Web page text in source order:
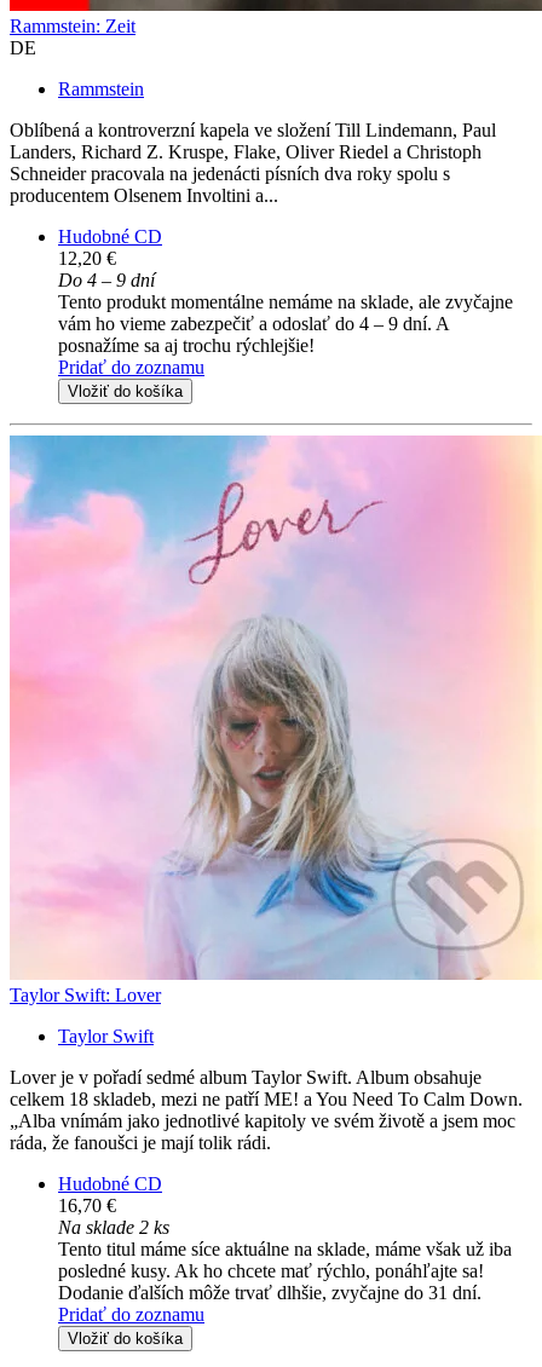
Rammstein: Zeit
DE
Rammstein
Oblíbená a kontroverzní kapela ve složení Till Lindemann, Paul
Landers, Richard Z. Kruspe, Flake, Oliver Riedel a Christoph
Schneider pracovala na jedenácti písních dva roky spolu s
producentem Olsenem Involtini a...
Hudobné CD
12,20 €
Do 4 – 9 dní
Tento produkt momentálne nemáme na sklade, ale zvyčajne
vám ho vieme zabezpečiť a odoslať do 4 – 9 dní. A
posnažíme sa aj trochu rýchlejšie!
Pridať do zoznamu
Vložiť do košíka
Taylor Swift: Lover
Taylor Swift
Lover je v pořadí sedmé album Taylor Swift. Album obsahuje
celkem 18 skladeb, mezi ne patří ME! a You Need To Calm Down.
„Alba vnímám jako jednotlivé kapitoly ve svém životě a jsem moc
ráda, že fanoušci je mají tolik rádi.
Hudobné CD
16,70 €
Na sklade 2 ks
Tento titul máme síce aktuálne na sklade, máme však už iba
posledné kusy. Ak ho chcete mať rýchlo, ponáhľajte sa!
Dodanie ďalších môže trvať dlhšie, zvyčajne do 31 dní.
Pridať do zoznamu
Vložiť do košíka